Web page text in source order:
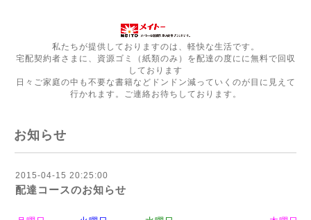
私たちが提供しておりますのは、軽快な生活です。
宅配契約者さまに、資源ゴミ（紙類のみ）を配達の度にに無料で回収
しております
日々ご家庭の中も不要な書籍などドンドン減っていくのが目に見えて
行かれます。ご連絡お待ちしております。
お知らせ
2015-04-15 20:25:00
配達コースのお知らせ